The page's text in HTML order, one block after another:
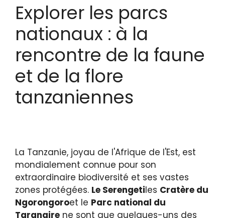
Explorer les parcs
nationaux : à la
rencontre de la faune
et de la flore
tanzaniennes
La Tanzanie, joyau de l'Afrique de l'Est, est
mondialement connue pour son
extraordinaire biodiversité et ses vastes
zones protégées. Le Serengetiles Cratère du
Ngorongoroet le Parc national du
Tarangire ne sont que quelques-uns des